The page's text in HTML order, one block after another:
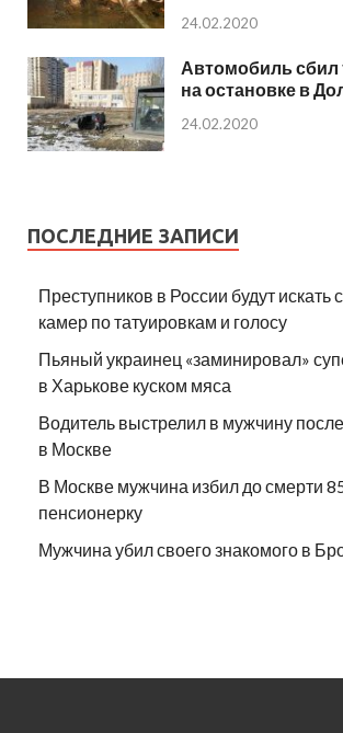
24.02.2020
Автомобиль сбил
на остановке в
24.02.2020
ПОСЛЕДНИЕ ЗАПИСИ
Преступников в России будут
камер по татуировкам и голосу
Пьяный украинец «заминировал»
в Харькове куском мяса
Водитель выстрелил в мужчину
в Москве
В Москве мужчина избил до смерти
пенсионерку
Мужчина убил своего знакомого в